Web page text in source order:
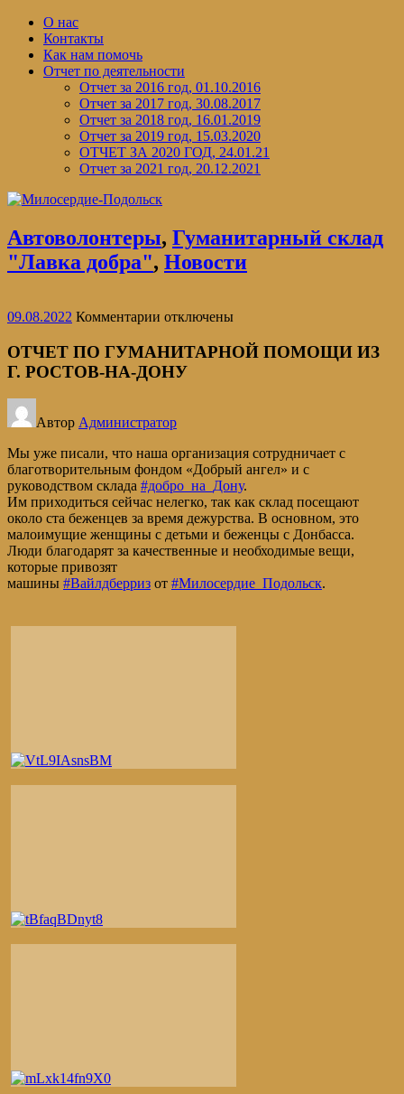
Перейти
содержимому
О нас
Контакты
Как нам помочь
Отчет по деятельности
Отчет за 2016 год, 01.10.2016
Отчет за 2017 год, 30.08.2017
Отчет за 2018 год, 16.01.2019
Отчет за 2019 год, 15.03.2020
ОТЧЕТ ЗА 2020 ГОД, 24.01.21
Отчет за 2021 год, 20.12.2021
Автоволонтеры, Гуманитарный склад
"Лавка добра", Новости
09.08.2022 Комментарии к
ОТЧЕТ
ПО
ГУМАНИТАРНОЙ
Г.
НА-
ДОНУ
отключены
ОТЧЕТ ПО ГУМАНИТАРНОЙ ПОМОЩИ ИЗ
Г. РОСТОВ-НА-ДОНУ
Автор Администратор
Мы уже писали, что наша организация сотрудничает с
благотворительным фондом «Добрый ангел» и с
руководством склада #добро_на_Дону.
Им приходиться сейчас нелегко, так как склад посещают
около ста беженцев за время дежурства. В основном, это
малоимущие женщины с детьми и беженцы с Донбасса.
Люди благодарят за качественные и необходимые вещи,
которые привозят
машины #Вайлдберриз от #Милосердие_Подольск.